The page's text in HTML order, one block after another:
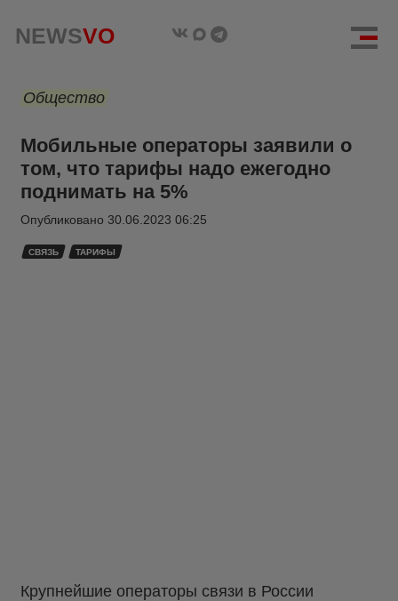
NEWSVO
Общество
Мобильные операторы заявили о
том, что тарифы надо ежегодно
поднимать на 5%
Опубликовано 30.06.2023 06:25
СВЯЗЬ ТАРИФЫ
Крупнейшие операторы связи в России